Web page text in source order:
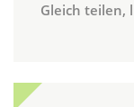
Gleich teilen,